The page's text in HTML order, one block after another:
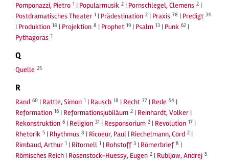
Pomponazzi, Pietro 1 | Popularmusik 2 | Pornschlegel, Clemens 2 |
Postdramatisches Theater 1 | Prädestination 2 | Praxis 78 | Predigt 34
| Produktion 18 | Projektion 8 | Prophet 19 | Psalm 13 | Punk 62 |
Pythagoras 1
Q
Quelle 25
R
Rand 60 | Rattle, Simon 1 | Rausch 18 | Recht 77 | Rede 54 |
Reformation 16 | Reformationsjubiläum 2 | Reinhardt, Volker |
Rekonstruktion 6 | Religion 31 | Responsorium 2 | Revolution 17 |
Rhetorik 5 | Rhythmus 8 | Ricoeur, Paul | Riechelmann, Cord 2 |
Rimbaud, Arthur 1 | Ritornell 1 | Rohstoff 3 | Römerbrief 8 |
Römisches Reich | Rosenstock-Huessy, Eugen 2 | Rubljow, Andrej 5